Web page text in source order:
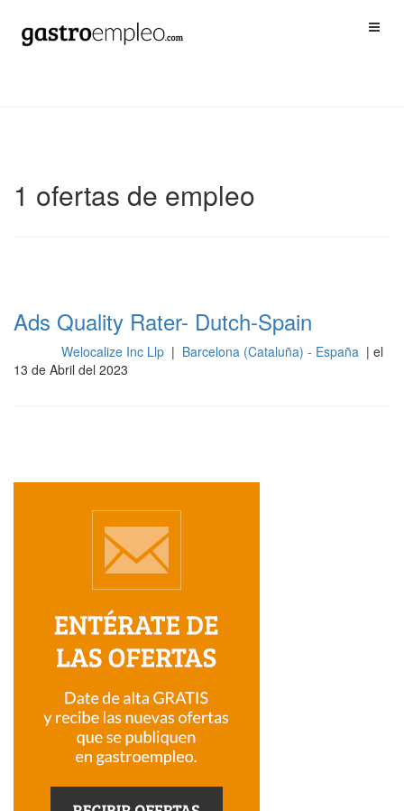
1 ofertas de empleo
Ads Quality Rater- Dutch-Spain
Welocalize Inc Llp | Barcelona (Cataluña) - España | el
13 de Abril del 2023